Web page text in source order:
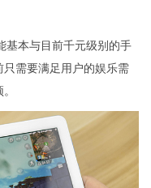
基本与目前千元级别的手
需要满足用户的娱乐需